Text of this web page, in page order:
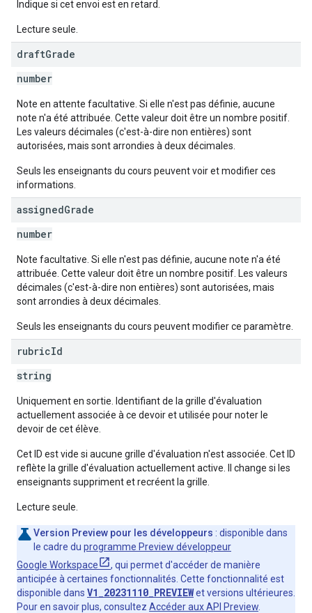
Indique si cet envoi est en retard.
Lecture seule.
draftGrade
number
Note en attente facultative. Si elle n'est pas définie, aucune
note n'a été attribuée. Cette valeur doit être un nombre positif.
Les valeurs décimales (c'est-à-dire non entières) sont
autorisées, mais sont arrondies à deux décimales.
Seuls les enseignants du cours peuvent voir et modifier ces
informations.
assignedGrade
number
Note facultative. Si elle n'est pas définie, aucune note n'a été
attribuée. Cette valeur doit être un nombre positif. Les valeurs
décimales (c'est-à-dire non entières) sont autorisées, mais
sont arrondies à deux décimales.
Seuls les enseignants du cours peuvent modifier ce paramètre.
rubricId
string
Uniquement en sortie. Identifiant de la grille d'évaluation
actuellement associée à ce devoir et utilisée pour noter le
devoir de cet élève.
Cet ID est vide si aucune grille d'évaluation n'est associée. Cet ID
reflète la grille d'évaluation actuellement active. Il change si les
enseignants suppriment et recréent la grille.
Lecture seule.
Version Preview pour les développeurs : disponible dans
le cadre du programme Preview développeur
Google Workspace
, qui permet d'accéder de manière
anticipée à certaines fonctionnalités. Cette fonctionnalité est
disponible dans V1_20231110_PREVIEWet versions ultérieures.
Pour en savoir plus, consultez Accéder aux API Preview